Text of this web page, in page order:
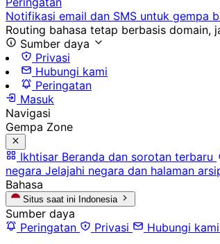
Notifikasi email dan SMS untuk gempa
Routing bahasa tetap berbasis domain,
Sumber daya
Privasi
Hubungi kami
Peringatan
Masuk
Navigasi
Gempa Zone
Ikhtisar Beranda dan sorotan terbaru
negara Jelajahi negara dan halaman
Bahasa
Situs saat ini Indonesia
Sumber daya
Peringatan
Privasi Hubungi kami